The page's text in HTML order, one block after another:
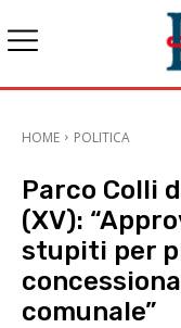
HOME POLITICA
Parco Colli
(XV):
stupiti per
comunale”